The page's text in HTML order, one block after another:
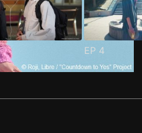
EP 4